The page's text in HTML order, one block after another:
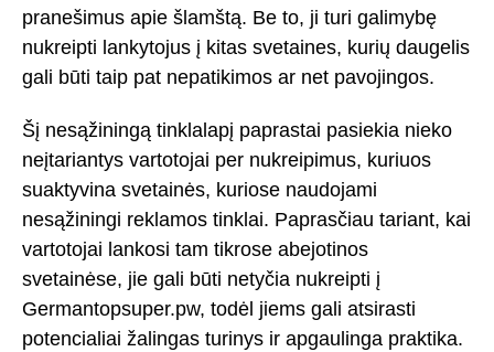
pranešimus apie šlamštą. Be to, ji turi galimybę
nukreipti lankytojus į kitas svetaines, kurių daugelis
gali būti taip pat nepatikimos ar net pavojingos.
Šį nesąžiningą tinklalapį paprastai pasiekia nieko
neįtariantys vartotojai per nukreipimus, kuriuos
suaktyvina svetainės, kuriose naudojami
nesąžiningi reklamos tinklai. Paprasčiau tariant, kai
vartotojai lankosi tam tikrose abejotinos
svetainėse, jie gali būti netyčia nukreipti į
Germantopsuper.pw, todėl jiems gali atsirasti
potencialiai žalingas turinys ir apgaulinga praktika.